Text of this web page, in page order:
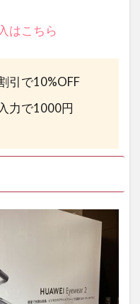
はこちら
引で10%OFF
力で1000円